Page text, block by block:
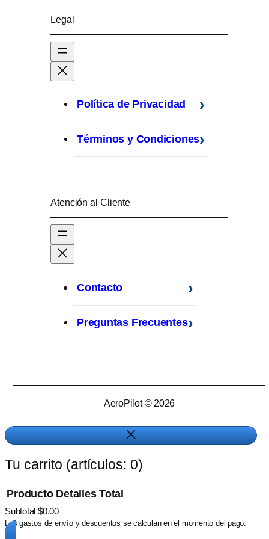
Legal
Política de Privacidad
Términos y Condiciones
Atención al Cliente
Contacto
Preguntas Frecuentes
AeroPilot © 2026
Tu carrito (artículos: 0)
Products
Producto Detalles Total
Subtotal$0.00
Los gastos de envío y descuentos se calculan en el momento del pago.